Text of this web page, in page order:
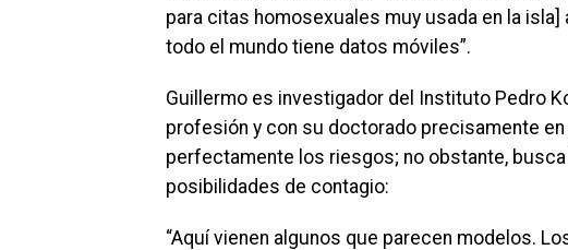
para citas homosexuales muy usada en la
todo el mundo tiene datos móviles”.
Guillermo es investigador del Instituto Pedro
profesión y con su doctorado precisamente
perfectamente los riesgos; no obstante,
posibilidades de contagio:
“Aquí vienen algunos que parecen modelos.